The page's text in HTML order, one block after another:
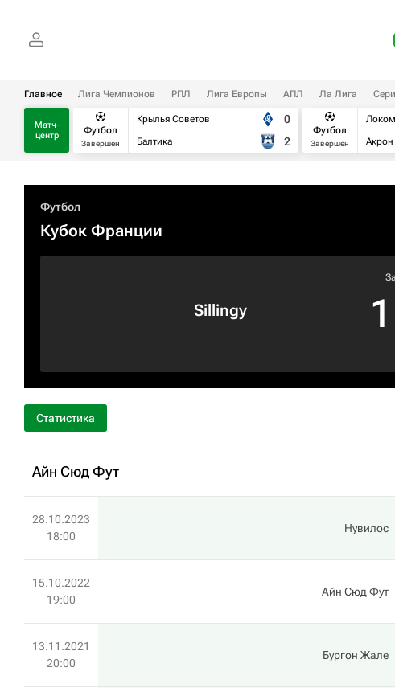
Главное Лига Чемпионов РПЛ Лига Европы АПЛ Ла Лига
Матч-
центр
Футбол
Завершен
Крылья Советов
Балтика
0
2
Футбол
Завершен
Акрон
Футбол
Кубок Франции
Sillingy 1
Статистика
Айн Сюд Фут
28.10.2023
18:00
Нувилос
15.10.2022
19:00
Айн Сюд Фут
13.11.2021
20:00
Бургон Жале